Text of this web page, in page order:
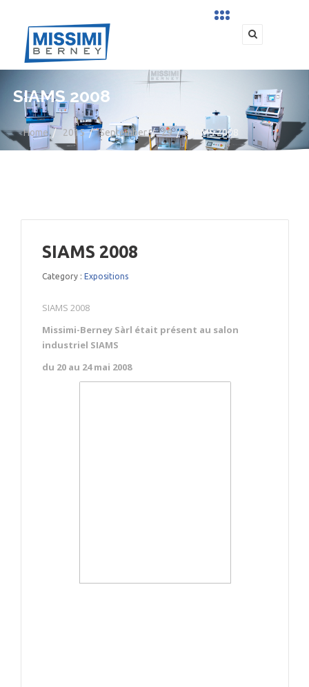
SIAMS 2008
Home / 2015 / September / 29 / SIAMS 2008
SIAMS 2008
Category : Expositions
SIAMS 2008
Missimi-Berney Sàrl était présent au salon
industriel SIAMS
du 20 au 24 mai 2008